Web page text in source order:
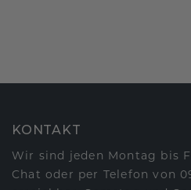
KONTAKT
Wir sind jeden Montag bis
Chat oder per Telefon von